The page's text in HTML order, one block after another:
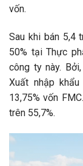
vốn.
Sau khi bán 5,4
50% tại Thực
công ty này.
Xuất nhập
13,75% vốn
trên 55,7%.